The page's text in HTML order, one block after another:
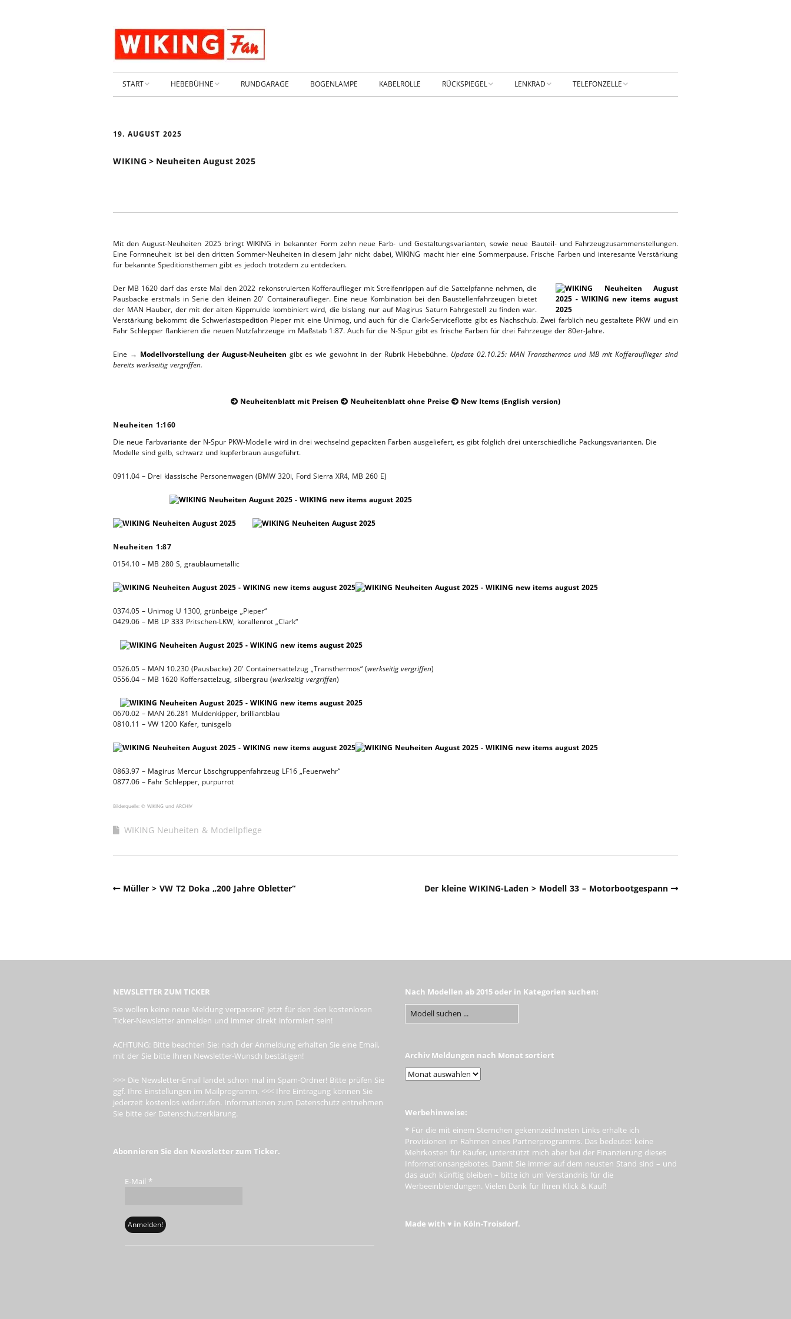
START
ARCHIV 2009-2014
SHOP _ Beta SHOP-STARTSEITE
KIESPLATZ
ERSATZTEIL-SERVICE
HEBEBÜHNE
HEBEBÜHNE 2025
HEBEBÜHNE 2024
HEBEBÜHNE 2021
HEBEBÜHNE 2019
RUNDGARAGE BOGENLAMPE KABELROLLE RÜCKSPIEGEL LENKRAD TELEFONZELLE
KONTAKT
19. AUGUST 2025
WIKING > Neuheiten August 2025
Mit den August-Neuheiten 2025 bringt WIKING in bekannter Form zehn neue Farb- und Gestaltungsvarianten, sowie neue Bauteil- und Fahrzeugzusammenstellungen.
Eine Formneuheit ist bei den dritten Sommer-Neuheiten in diesem Jahr nicht dabei, WIKING macht hier eine Sommerpause. Frische Farben und interesante Verstärkung
für bekannte Speditionsthemen gibt es jedoch trotzdem zu entdecken.
Der MB 1620 darf das erste Mal den 2022 rekonstruierten Kofferauflieger mit Streifenrippen auf die Sattelpfanne nehmen, die
Pausbacke erstmals in Serie den kleinen 20′ Containerauflieger. Eine neue Kombination bei den Baustellenfahrzeugen bietet
der MAN Hauber, der mit der alten Kippmulde kombiniert wird, die bislang nur auf Magirus Saturn Fahrgestell zu finden war.
Verstärkung bekommt die Schwerlastspedition Pieper mit eine Unimog, und auch für die Clark-Serviceflotte gibt es Nachschub. Zwei farblich neu gestaltete PKW und ein
Fahr Schlepper flankieren die neuen Nutzfahrzeuge im Maßstab 1:87. Auch für die N-Spur gibt es frische Farben für drei Fahrzeuge der 80er-Jahre.
Eine → Modellvorstellung der August-Neuheiten gibt es wie gewohnt in der Rubrik Hebebühne. Update 02.10.25: MAN Transthermos und MB mit Kofferauflieger sind
bereits werkseitig vergriffen.
 Neuheitenblatt mit Preisen  Neuheitenblatt ohne Preise  New Items (English version)
Neuheiten 1:160
Die neue Farbvariante der N-Spur PKW-Modelle wird in drei wechselnd gepackten Farben ausgeliefert, es gibt folglich drei unterschiedliche Packungsvarianten. Die
Modelle sind gelb, schwarz und kupferbraun ausgeführt.
0911.04 – Drei klassische Personenwagen (BMW 320i, Ford Sierra XR4, MB 260 E)
Neuheiten 1:87
0154.10 – MB 280 S, graublaumetallic
0374.05 – Unimog U 1300, grünbeige „Pieper“
0429.06 – MB LP 333 Pritschen-LKW, korallenrot „Clark“
0526.05 – MAN 10.230 (Pausbacke) 20′ Containersattelzug „Transthermos“ (werkseitig vergriffen)
0556.04 – MB 1620 Koffersattelzug, silbergrau (werkseitig vergriffen)
0670.02 – MAN 26.281 Muldenkipper, brilliantblau
0810.11 – VW 1200 Käfer, tunisgelb
0863.97 – Magirus Mercur Löschgruppenfahrzeug LF16 „Feuerwehr“
0877.06 – Fahr Schlepper, purpurrot
Bilderquelle: © WIKING und ARCHIV
WIKING Neuheiten & Modellpflege
Müller > VW T2 Doka „200 Jahre Obletter“ Der kleine WIKING-Laden > Modell 33 – Motorbootgespann
NEWSLETTER ZUM TICKER
Sie wollen keine neue Meldung verpassen? Jetzt für den den kostenlosen
Ticker-Newsletter anmelden und immer direkt informiert sein!
ACHTUNG: Bitte beachten Sie: nach der Anmeldung erhalten Sie eine Email,
mit der Sie bitte Ihren Newsletter-Wunsch bestätigen!
>>> Die Newsletter-Email landet schon mal im Spam-Ordner! Bitte prüfen Sie
ggf. Ihre Einstellungen im Mailprogramm. <<< Ihre Eintragung können Sie
jederzeit kostenlos widerrufen. Informationen zum Datenschutz entnehmen
Sie bitte der Datenschutzerklärung.
Abonnieren Sie den Newsletter zum Ticker.
E-Mail *
Nach Modellen ab 2015 oder in Kategorien suchen:
Archiv Meldungen nach Monat sortiert
Werbehinweise:
* Für die mit einem Sternchen gekennzeichneten Links erhalte ich
Provisionen im Rahmen eines Partnerprogramms. Das bedeutet keine
Mehrkosten für Käufer, unterstützt mich aber bei der Finanzierung dieses
Informationsangebotes. Damit Sie immer auf dem neusten Stand sind – und
das auch künftig bleiben – bitte ich um Verständnis für die
Werbeeinblendungen. Vielen Dank für Ihren Klick & Kauf!
Made with ♥ in Köln-Troisdorf.